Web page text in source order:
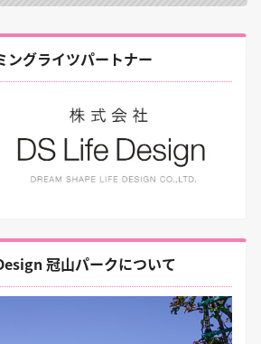
ングライツパートナー
冠山パークについて